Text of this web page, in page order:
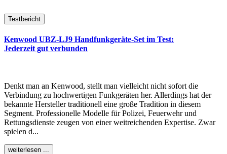
Testbericht
Kenwood UBZ-LJ9 Handfunkgeräte-Set im Test:
Jederzeit gut verbunden
Denkt man an Kenwood, stellt man vielleicht nicht sofort die
Verbindung zu hochwertigen Funkgeräten her. Allerdings hat der
bekannte Hersteller traditionell eine große Tradition in diesem
Segment. Professionelle Modelle für Polizei, Feuerwehr und
Rettungsdienste zeugen von einer weitreichenden Expertise. Zwar
spielen d...
weiterlesen ...